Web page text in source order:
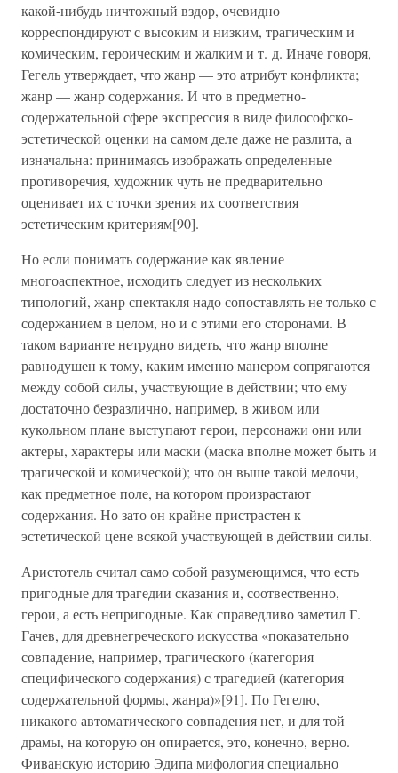
какой-нибудь ничтожный вздор, очевидно
корреспондируют с высоким и низким, трагическим и
комическим, героическим и жалким и т. д. Иначе говоря,
Гегель утверждает, что жанр — это атрибут конфликта;
жанр — жанр содержания. И что в предметно-
содержательной сфере экспрессия в виде философско-
эстетической оценки на самом деле даже не разлита, а
изначальна: принимаясь изображать определенные
противоречия, художник чуть не предварительно
оценивает их с точки зрения их соответствия
эстетическим критериям[90].
Но если понимать содержание как явление
многоаспектное, исходить следует из нескольких
типологий, жанр спектакля надо сопоставлять не только с
содержанием в целом, но и с этими его сторонами. В
таком варианте нетрудно видеть, что жанр вполне
равнодушен к тому, каким именно манером сопрягаются
между собой силы, участвующие в действии; что ему
достаточно безразлично, например, в живом или
кукольном плане выступают герои, персонажи они или
актеры, характеры или маски (маска вполне может быть и
трагической и комической); что он выше такой мелочи,
как предметное поле, на котором произрастают
содержания. Но зато он крайне пристрастен к
эстетической цене всякой участвующей в действии силы.
Аристотель считал само собой разумеющимся, что есть
пригодные для трагедии сказания и, соотвественно,
герои, а есть непригодные. Как справедливо заметил Г.
Гачев, для древнегреческого искусства «показательно
совпадение, например, трагического (категория
специфического содержания) с трагедией (категория
содержательной формы, жанра)»[91]. По Гегелю,
никакого автоматического совпадения нет, и для той
драмы, на которую он опирается, это, конечно, верно.
Фиванскую историю Эдипа мифология специально